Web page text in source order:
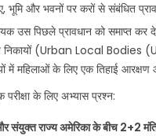
भूमि और भवनों पर करों से संबंधित
उस पिछले प्रावधान को समाप्त कर
निकायों (Urban Local Bodies
में महिलाओं के लिए एक तिहाई आरक्षण
परीक्षा के लिए अभ्यास प्रश्न:
संयुक्त राज्य अमेरिका के बीच 2+2